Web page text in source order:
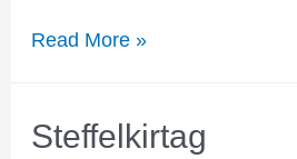
Frühjahrszeit
Read More »
Steffelkirtag